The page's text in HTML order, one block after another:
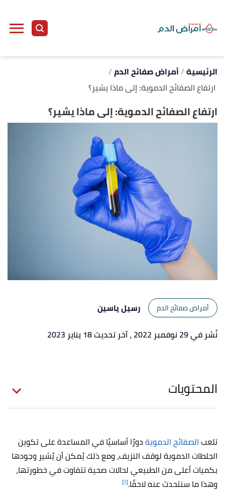
الرئيسية أمراض صفائح الدم
ارتفاع الصفائح الدموية: إلى ماذا يشير؟
ارتفاع الصفائح الدموية: إلى ماذا يشير؟
أمراض صفائح الدم
رسيل ياسين
نُشر في 29 نوفمبر 2022
، آخر تحديث 18 يناير 2023
المحتويات
تلعبالصفائح الدمويةدورًا أساسيًا في المساعدة على تكوين
الجلطات الدموية لوقف النزيف، ومع ذلك يُمكن أن يُشير وجودها
بكميات أعلى من الطبيعي لحالات صحية تتفاوت في خطورتها،
وهذا ما سنتحدث عنه لاحقًا.[١]